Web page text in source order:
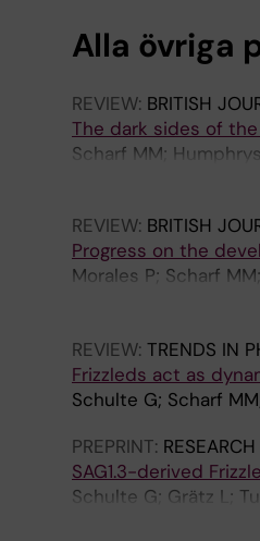
Alla övriga
REVIEW: BRITISH
The dark sides of
Scharf MM;
REVIEW: BRITISH
Progress on the
Morales P; Scharf
J; Keseru GM; Kiss
REVIEW: TRENDS IN
Frizzleds act as
Schulte G; Scharf
PREPRINT:
SAG1.3-derived
Schulte G; Grätz L;
Shekhani R; Oliva-